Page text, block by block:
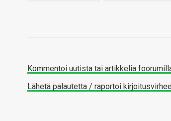
Kommentoi uutista tai artikkelia
Lähetä palautetta / raportoi